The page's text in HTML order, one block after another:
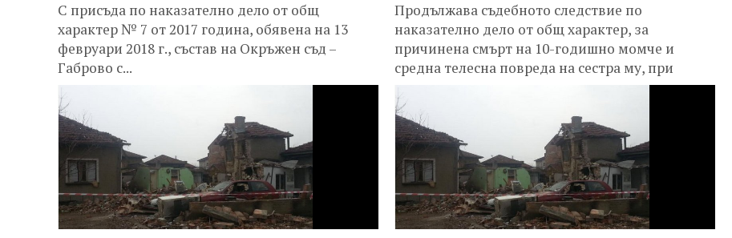
С присъда по наказателно дело от общ
характер № 7 от 2017 година, обявена на 13
февруари 2018 г., състав на Окръжен съд –
Габрово с...
Продължава съдебното следствие по
наказателно дело от общ характер, за
причинена смърт на 10-годишно момче и
средна телесна повреда на сестра му, при
взрива в дома...